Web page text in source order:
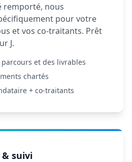
remporté, nous
pour votre
et vos co-traitants. Prêt
J.
et des livrables
chartés
+ co-traitants
suivi